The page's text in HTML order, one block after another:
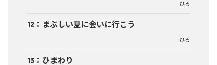
ひろ
12 ： まぶしい夏に会いに行こう
ひろ
13 ： ひまわり